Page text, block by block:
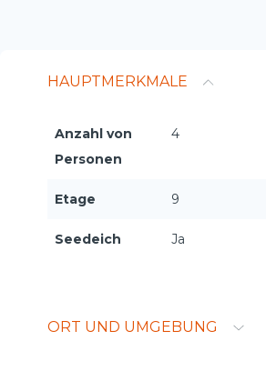
HAUPTMERKMALE
Anzahl von
Personen
4
Etage 9
Seedeich Ja
ORT UND UMGEBUNG